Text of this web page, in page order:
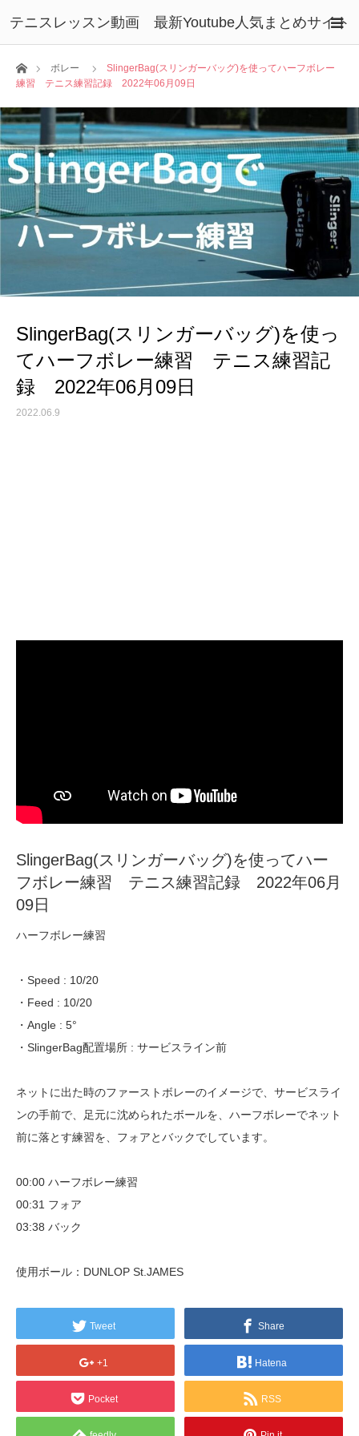
テニスレッスン動画 最新Youtube人気まとめサイト
ホームボレー
SlingerBag(スリンガーバッグ)を使ってハーフボレー
練習 テニス練習記録 2022年06月09日
SlingerBag(スリンガーバッグ)を使っ
てハーフボレー練習 テニス練習記
録 2022年06月09日
2022.06.9
SlingerBag(スリンガーバッグ)を使ってハー
フボレー練習 テニス練習記録 2022年06月
09日
ハーフボレー練習
・Speed : 10/20
・Feed : 10/20
・Angle : 5°
・SlingerBag配置場所 : サービスライン前
ネットに出た時のファーストボレーのイメージで、サービスライ
ンの手前で、足元に沈められたボールを、ハーフボレーでネット
前に落とす練習を、フォアとバックでしています。
00:00 ハーフボレー練習
00:31 フォア
03:38 バック
使用ボール：DUNLOP St.JAMES
Tweet Share
+1 Hatena
Pocket RSS